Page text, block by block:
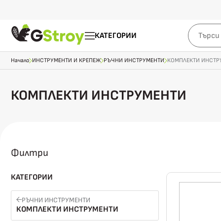
КАТЕГОРИИ
Начало ИНСТРУМЕНТИ И КРЕПЕЖ РЪЧНИ ИНСТРУМЕНТИ КОМПЛЕКТИ
КОМПЛЕКТИ ИНСТРУМЕНТИ
Филтри
КАТЕГОРИИ
РЪЧНИ ИНСТРУМЕНТИ
КОМПЛЕКТИ ИНСТРУМЕНТИ